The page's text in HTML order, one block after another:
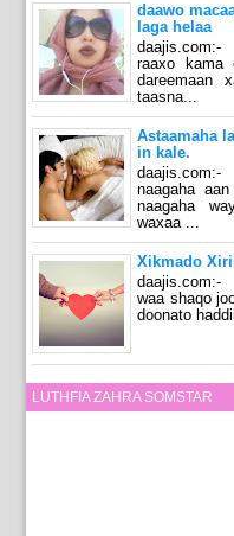
daawo
laga helaa
raaxo kama
dareemaan
taasna...
Astaamaha
in kale.
naagaha
naagaha
waxaa ...
Xikmado
waa shaqo
doonato
LUTHFIA ZAHRA SOMSTAR